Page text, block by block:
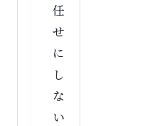
任
せ
に
し
な
い